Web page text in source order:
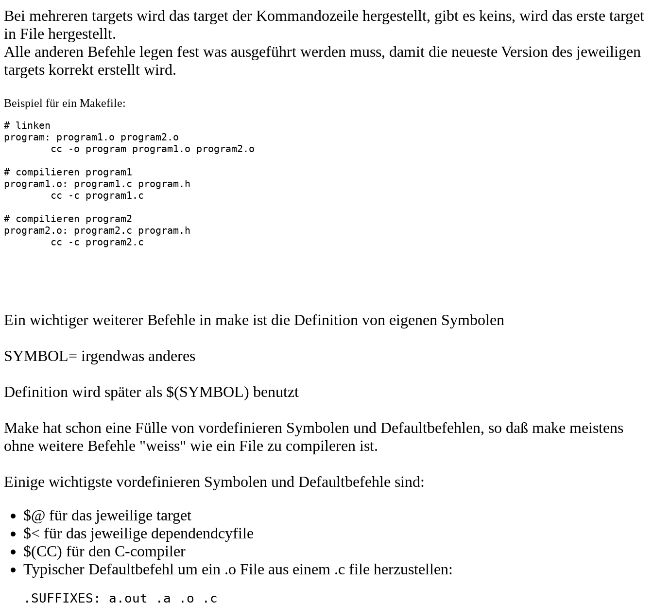
Bei mehreren targets wird das target der Kommandozeile hergestellt, gibt es keins, wird das erste target
in File hergestellt.
Alle anderen Befehle legen fest was ausgeführt werden muss, damit die neueste Version des jeweiligen
targets korrekt erstellt wird.
Beispiel für ein Makefile:
# linken
program: program1.o program2.o
# compilieren program1
program1.o: program1.c program.h
# compilieren program2
program2.o: program2.c program.h
Ein wichtiger weiterer Befehle in make ist die Definition von eigenen Symbolen
SYMBOL= irgendwas anderes
Definition wird später als $(SYMBOL) benutzt
Make hat schon eine Fülle von vordefinieren Symbolen und Defaultbefehlen, so daß make meistens
ohne weitere Befehle "weiss" wie ein File zu compileren ist.
Einige wichtigste vordefinieren Symbolen und Defaultbefehle sind:
$@ für das jeweilige target
$< für das jeweilige dependendcyfile
$(CC) für den C-compiler
Typischer Defaultbefehl um ein .o File aus einem .c file herzustellen:
.SUFFIXES: a.out .a .o .c